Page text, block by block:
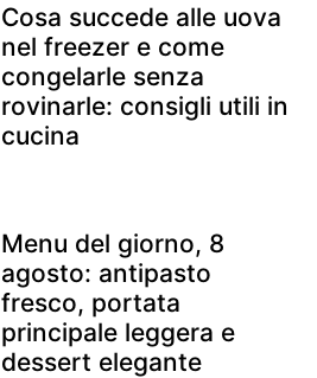
Cosa succede alle uova
nel freezer e come
congelarle senza
rovinarle: consigli utili in
cucina
Menu del giorno, 8
agosto: antipasto
fresco, portata
principale leggera e
dessert elegante